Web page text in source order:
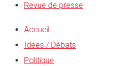
Revue de presse
Accueil
Idées / Débats
Politique